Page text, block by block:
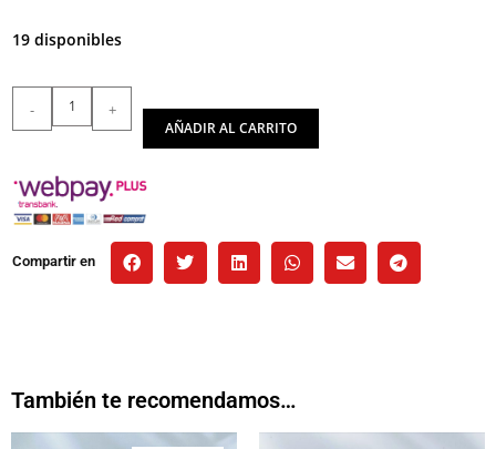
19 disponibles
- +
AÑADIR AL CARRITO
Compartir en
También te recomendamos…